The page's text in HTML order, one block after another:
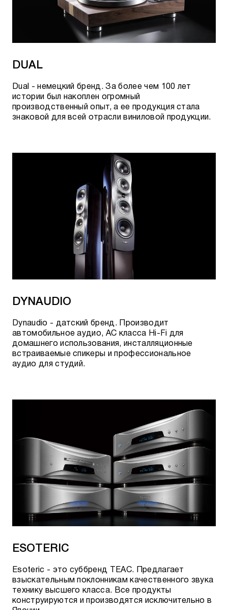
DUAL
Dual - немецкий бренд. За более чем 100 лет
истории был накоплен огромный
производственный опыт, а ее продукция стала
знаковой для всей отрасли виниловой продукции.
DYNAUDIO
Dynaudio - датский бренд. Производит
автомобильное аудио, АС класса Hi-Fi для
домашнего использования, инсталляционные
встраиваемые спикеры и профессиональное
аудио для студий.
ESOTERIC
Esoteric - это суббренд TEAC. Предлагает
взыскательным поклонникам качественного звука
технику высшего класса. Все продукты
конструируются и производятся исключительно в